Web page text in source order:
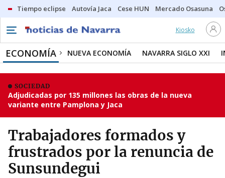
Tiempo eclipse Autovía Jaca Cese HUN Mercado Osasuna
Kiosko
ECONOMÍA NUEVA ECONOMÍA NAVARRA SIGLO XXI
SOCIEDAD
Adjudicadas por 135 millones las obras de la nueva
variante entre Pamplona y Jaca
Trabajadores formados y
frustrados por la renuncia de
Sunsundegui